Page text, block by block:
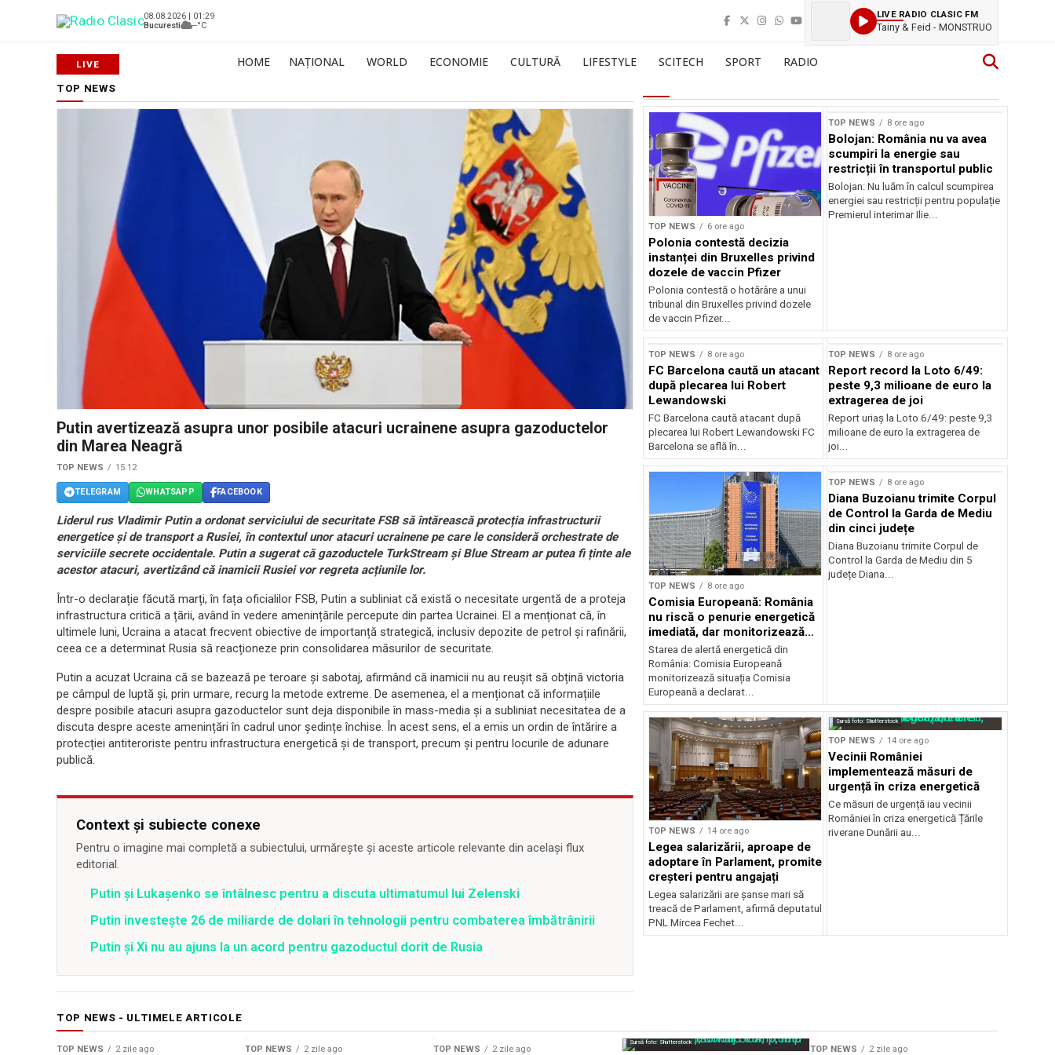
08.08.2026 | 01:29
Bucuresti
--°C
LIVE RADIO CLASIC FM
Tainy & Feid - MONSTRUO
HOME NAȚIONAL WORLD ECONOMIE CULTURĂ LIFESTYLE SCITECH SPORT RADIO
TOP NEWS
Putin avertizează asupra unor posibile atacuri ucrainene asupra gazoductelor
din Marea Neagră
TOP NEWS 15:12
TELEGRAM WHATSAPP FACEBOOK
Liderul rus Vladimir Putin a ordonat serviciului de securitate FSB să întărească protecția infrastructurii
energetice și de transport a Rusiei, în contextul unor atacuri ucrainene pe care le consideră orchestrate de
serviciile secrete occidentale. Putin a sugerat că gazoductele TurkStream și Blue Stream ar putea fi ținte ale
acestor atacuri, avertizând că inamicii Rusiei vor regreta acțiunile lor.
Într-o declarație făcută marți, în fața oficialilor FSB, Putin a subliniat că există o necesitate urgentă de a proteja
infrastructura critică a țării, având în vedere amenințările percepute din partea Ucrainei. El a menționat că, în
ultimele luni, Ucraina a atacat frecvent obiective de importanță strategică, inclusiv depozite de petrol și rafinării,
ceea ce a determinat Rusia să reacționeze prin consolidarea măsurilor de securitate.
Putin a acuzat Ucraina că se bazează pe teroare și sabotaj, afirmând că inamicii nu au reușit să obțină victoria
pe câmpul de luptă și, prin urmare, recurg la metode extreme. De asemenea, el a menționat că informațiile
despre posibile atacuri asupra gazoductelor sunt deja disponibile în mass-media și a subliniat necesitatea de a
discuta despre aceste amenințări în cadrul unor ședințe închise. În acest sens, el a emis un ordin de întărire a
protecției antiteroriste pentru infrastructura energetică și de transport, precum și pentru locurile de adunare
publică.
Context și subiecte conexe
Pentru o imagine mai completă a subiectului, urmărește și aceste articole relevante din același flux
editorial.
Putin și Lukașenko se întâlnesc pentru a discuta ultimatumul lui Zelenski
Putin investește 26 de miliarde de dolari în tehnologii pentru combaterea îmbătrânirii
Putin și Xi nu au ajuns la un acord pentru gazoductul dorit de Rusia
TOP NEWS 6 ore ago
Polonia contestă decizia
instanței din Bruxelles privind
dozele de vaccin Pfizer
Polonia contestă o hotărâre a unui
tribunal din Bruxelles privind dozele
de vaccin Pfizer...
TOP NEWS 8 ore ago
Bolojan: România nu va avea
scumpiri la energie sau
restricții în transportul public
Bolojan: Nu luăm în calcul scumpirea
energiei sau restricții pentru populație
Premierul interimar Ilie...
TOP NEWS 8 ore ago
FC Barcelona caută un atacant
după plecarea lui Robert
Lewandowski
FC Barcelona caută atacant după
plecarea lui Robert Lewandowski FC
Barcelona se află în...
TOP NEWS 8 ore ago
Report record la Loto 6/49:
peste 9,3 milioane de euro la
extragerea de joi
Report uriaș la Loto 6/49: peste 9,3
milioane de euro la extragerea de
joi...
TOP NEWS 8 ore ago
Comisia Europeană: România
nu riscă o penurie energetică
imediată, dar monitorizează
situația
Starea de alertă energetică din
România: Comisia Europeană
monitorizează situația Comisia
Europeană a declarat...
TOP NEWS 8 ore ago
Diana Buzoianu trimite Corpul
de Control la Garda de Mediu
din cinci județe
Diana Buzoianu trimite Corpul de
Control la Garda de Mediu din 5
județe Diana...
TOP NEWS 14 ore ago
Legea salarizării, aproape de
adoptare în Parlament, promite
creșteri pentru angajați
Legea salarizării are șanse mari să
treacă de Parlament, afirmă deputatul
PNL Mircea Fechet...
Sursă foto: Shutterstock
TOP NEWS 14 ore ago
Vecinii României
implementează măsuri de
urgență în criza energetică
Ce măsuri de urgență iau vecinii
României în criza energetică Țările
riverane Dunării au...
TOP NEWS - ULTIMELE ARTICOLE
TOP NEWS 2 zile ago TOP NEWS 2 zile ago TOP NEWS 2 zile ago
Sursă foto: Shutterstock
TOP NEWS 2 zile ago